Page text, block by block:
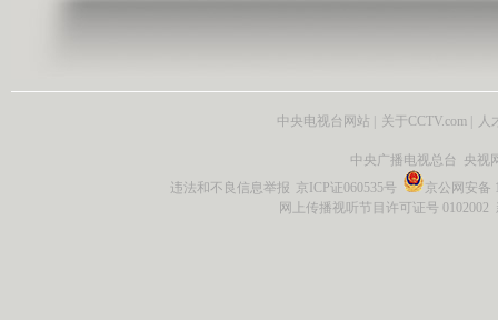
中央电视台网站 关于CCTV.com 人
中央广播电视总台 央视
违法和不良信息举报 京ICP证060535号
京公网安备
网上传播视听节目许可证号 0102002